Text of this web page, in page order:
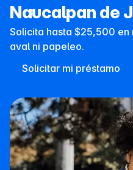
Naucalpan de
Solicita hasta $25,500 en
aval ni papeleo.
Solicitar mi préstamo